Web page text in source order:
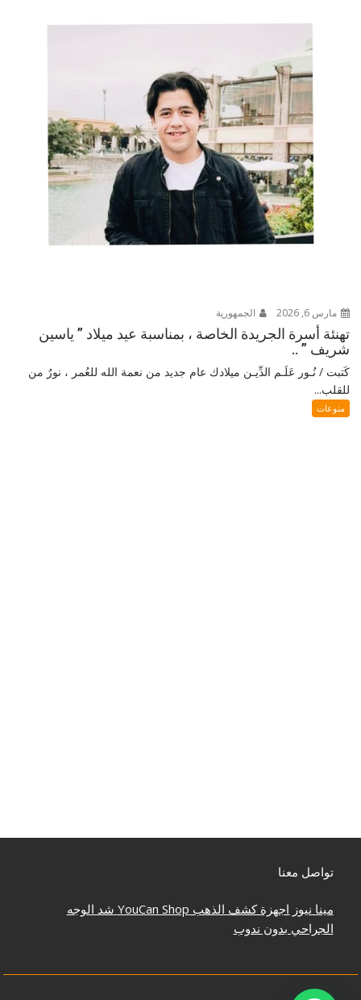
مارس 6, 2026 الجمهورية
تهنئة أسرة الجريدة الخاصة ، بمناسبة عيد ميلاد ” ياسين
شريف ” ..
كَتبت / نُـور عَلَـم الدِّيـن ميلادك عام جديد من نعمة الله للعُمر ، نورٌ من
للقلب...
منوعات
تواصل معنا
مينا نيوز اجهزة كشف الذهب YouCan Shop شد الوجه
الجراحي بدون ندوب